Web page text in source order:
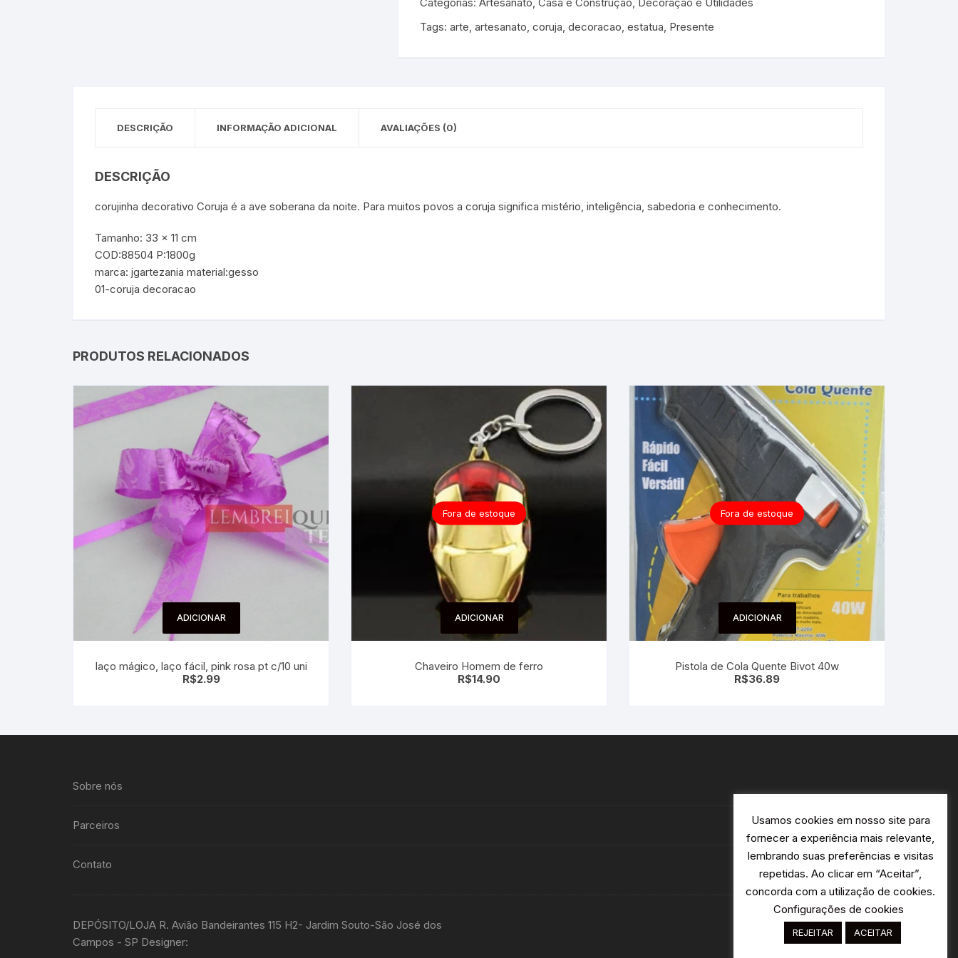
chaveiro
Tags: arte, artesanato, coruja, decoracao, estatua, Presente
DESCRIÇÃO INFORMAÇÃO ADICIONAL AVALIAÇÕES (0)
DESCRIÇÃO
corujinha decorativo Coruja é a ave soberana da noite. Para muitos povos a coruja significa mistério, inteligência, sabedoria e conhecimento.
Tamanho: 33 x 11 cm
COD:88504 P:1800g
marca: jgartezania material:gesso
01-coruja decoracao
PRODUTOS RELACIONADOS
ADICIONAR
laço mágico, laço fácil, pink rosa pt c/10 uni
R$2.99
Fora de estoque
ADICIONAR
Chaveiro Homem de ferro
R$14.90
Fora de estoque
ADICIONAR
Pistola de Cola Quente Bivot 40w
R$36.89
Sobre nós
Parceiros
Contato
DEPÓSITO/LOJA R. Avião Bandeirantes 115 H2- Jardim Souto-São José dos
Campos - SP Designer:
Usamos cookies em nosso site para
fornecer a experiência mais relevante,
lembrando suas preferências e visitas
repetidas. Ao clicar em “Aceitar”,
concorda com a utilização de cookies.
Configurações de cookies
REJEITAR ACEITAR